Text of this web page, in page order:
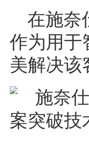
在施奈
作为用于
美解决该